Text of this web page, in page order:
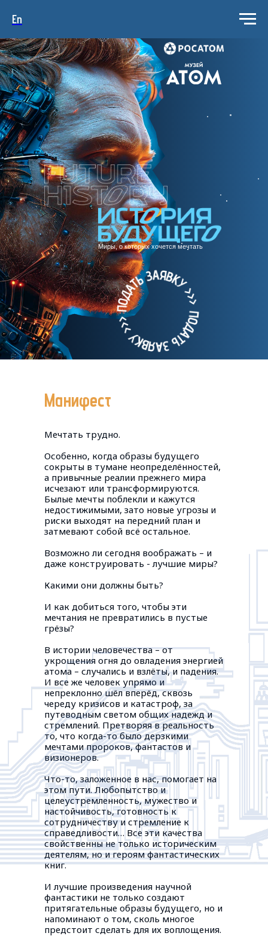
En
Миры, о которых хочется мечтать
Манифест
Мечтать трудно.
Особенно, когда образы будущего
сокрыты в тумане неопределённостей,
а привычные реалии прежнего мира
исчезают или трансформируются.
Былые мечты поблекли и кажутся
недостижимыми, зато новые угрозы и
риски выходят на передний план и
затмевают собой всё остальное.
Возможно ли сегодня воображать – и
даже конструировать - лучшие миры?
Какими они должны быть?
И как добиться того, чтобы эти
мечтания не превратились в пустые
грёзы?
В истории человечества – от
укрощения огня до овладения энергией
атома – случались и взлёты, и падения.
И все же человек упрямо и
непреклонно шёл вперёд, сквозь
череду кризисов и катастроф, за
путеводным светом общих надежд и
стремлений. Претворяя в реальность
то, что когда-то было дерзкими
мечтами пророков, фантастов и
визионеров.
Что-то, заложенное в нас, помогает на
этом пути. Любопытство и
целеустремленность, мужество и
настойчивость, готовность к
сотрудничеству и стремление к
справедливости… Все эти качества
свойственны не только историческим
деятелям, но и героям фантастических
книг.
И лучшие произведения научной
фантастики не только создают
притягательные образы будущего, но и
напоминают о том, сколь многое
предстоит сделать для их воплощения.